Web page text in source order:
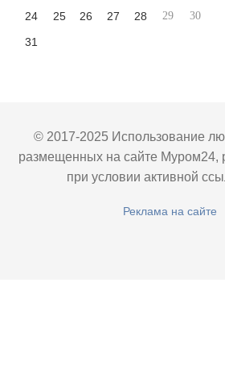
24 25 26 27 28 29 30
31
© 2017-2025 Использование
размещенных на сайте Муром24,
при условии активной
Реклама на сайте